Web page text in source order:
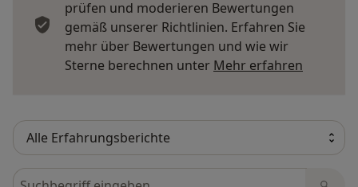
prüfen und moderieren Bewertungen
gemäß unserer Richtlinien. Erfahren Sie
mehr über Bewertungen und wie wir
Sterne berechnen unter Mehr erfahren
Bewertungen durchsuchen